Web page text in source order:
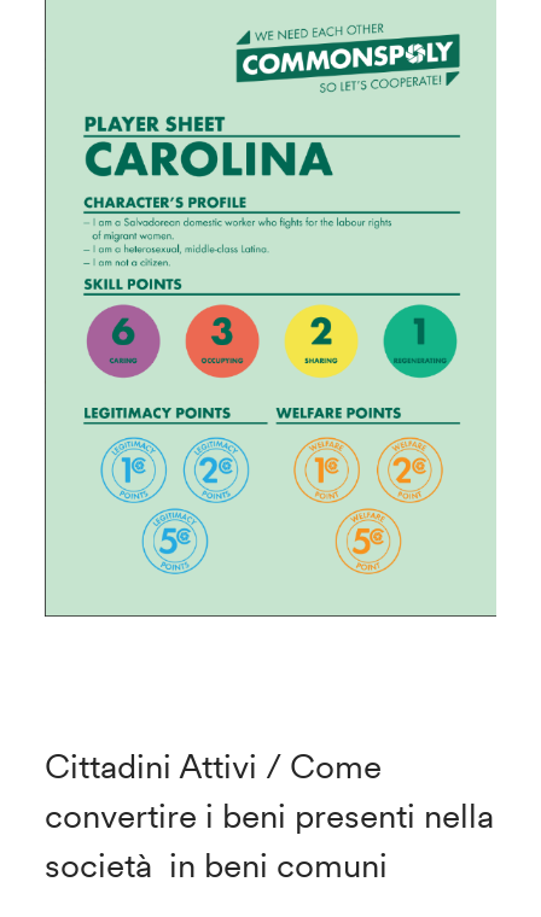
Cittadini Attivi / Come
convertire i beni presenti nella
società in beni comuni